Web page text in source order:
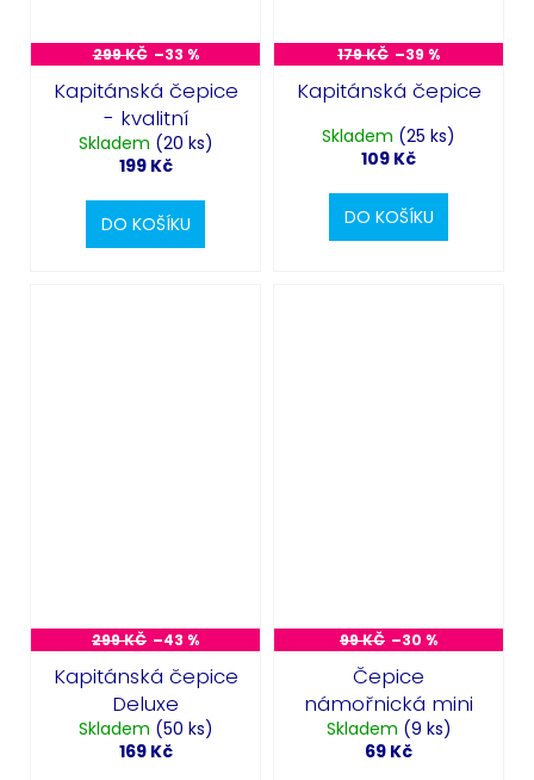
299 KČ –33 %
Kapitánská čepice
- kvalitní
Skladem (20 ks)
199 Kč
DO KOŠÍKU
179 KČ –39 %
Kapitánská čepice
Skladem (25 ks)
109 Kč
DO KOŠÍKU
299 KČ –43 %
Kapitánská čepice
Deluxe
Skladem (50 ks)
169 Kč
99 KČ –30 %
Čepice
námořnická mini
Skladem (9 ks)
69 Kč